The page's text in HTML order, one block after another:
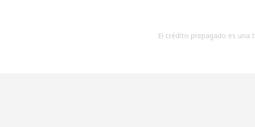
El crédito prepagado es una